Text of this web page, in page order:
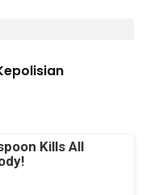
Kills All